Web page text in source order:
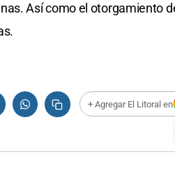
Así como el otorgamiento
+ Agregar El Litoral en